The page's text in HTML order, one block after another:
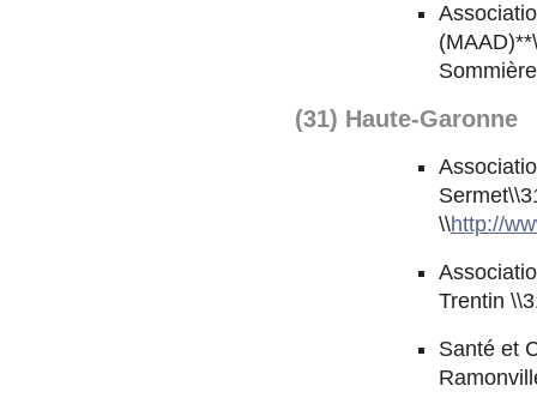
(31) Haute-Garonne
\\http://
Trentin
Santé et